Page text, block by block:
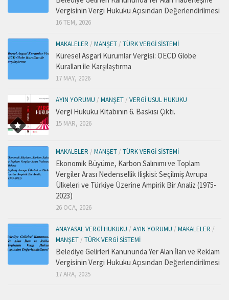
Vergisinin Vergi Hukuku Açısından Değerlendirilmesi
16 TEM, 2026
MAKALELER / MANŞET / TÜRK VERGI SISTEMI
Küresel Asgari Kurumlar Vergisi: OECD Globe
Kuralları ile Karşılaştırma
17 MAY, 2026
AYIN YORUMU / MANŞET / VERGI USUL HUKUKU
Vergi Hukuku Kitabının 6. Baskısı Çıktı.
15 MAR, 2026
MAKALELER / MANŞET / TÜRK VERGI SISTEMI
Ekonomik Büyüme, Karbon Salınımı ve Toplam
Vergiler Arası Nedensellik İlişkisi: Seçilmiş Avrupa
Ülkeleri ve Türkiye Üzerine Ampirik Bir Analiz (1975-
2023)
26 OCA, 2026
ANAYASAL VERGI HUKUKU / AYIN YORUMU / MAKALELER /
MANŞET / TÜRK VERGI SISTEMI
Belediye Gelirleri Kanununda Yer Alan İlan ve Reklam
Vergisinin Vergi Hukuku Açısından Değerlendirilmesi
17 ARA, 2025